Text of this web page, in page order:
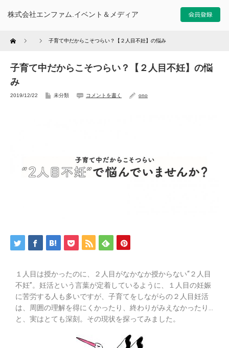
株式会社エンファム.イベント＆メディア
Home 子育て中だからこそつらい？【２人目不妊】の悩み
子育て中だからこそつらい？【２人目不妊】の悩
み
2019/12/22 未分類 コメントを書く ono
１人目は授かったのに、２人目がなかなか授からない“２人目
不妊”。妊活という言葉が定着しているように、１人目の妊娠
に苦労する人も多いですが、子育てをしながらの２人目妊活
は、周囲の理解を得にくかったり、終わりがみえなかったり…
と、実はとても深刻。その現状を探ってみました。